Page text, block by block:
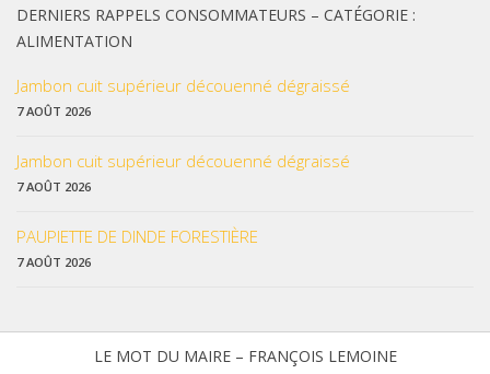
DERNIERS RAPPELS CONSOMMATEURS – CATÉGORIE :
ALIMENTATION
Jambon cuit supérieur découenné dégraissé
7 AOÛT 2026
Jambon cuit supérieur découenné dégraissé
7 AOÛT 2026
PAUPIETTE DE DINDE FORESTIÈRE
7 AOÛT 2026
LE MOT DU MAIRE – FRANÇOIS LEMOINE